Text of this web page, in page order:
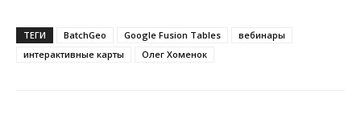
ТЕГИ BatchGeo Google Fusion Tables
вебинары
интерактивные карты
Олег Хоменок